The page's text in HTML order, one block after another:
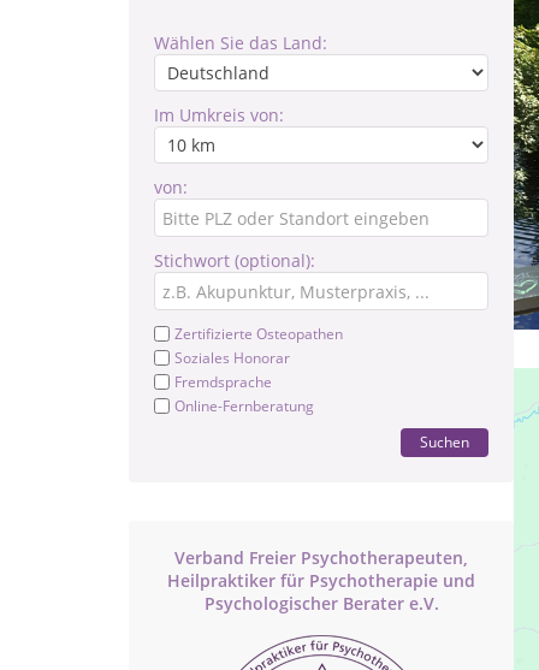
Wählen Sie das Land:
Im Umkreis von:
von:
Stichwort (optional):
Zertifizierte Osteopathen
Soziales Honorar
Fremdsprache
Online-Fernberatung
Suchen
Verband Freier Psychotherapeuten,
Heilpraktiker für Psychotherapie und
Psychologischer Berater e.V.